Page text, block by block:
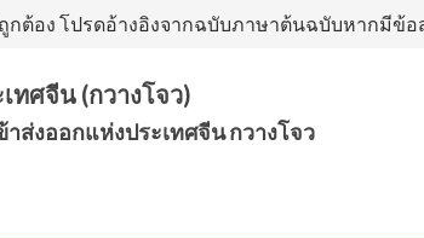
กต้อง โปรดอ้างอิงจากฉบับภาษาต้นฉบับหากมีข้อ
ศจีน (กวางโจว)
ส่งออกแห่งประเทศจีน กวางโจว